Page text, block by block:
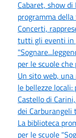
Cabaret, show
programma
Concerti,
tutti gli eventi in
per le scuole
Un sito web,
le bellezze
Castello di
dei Carburangeli
La biblioteca
per le scuole